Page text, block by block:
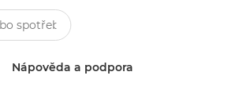
Nápověda a podpora